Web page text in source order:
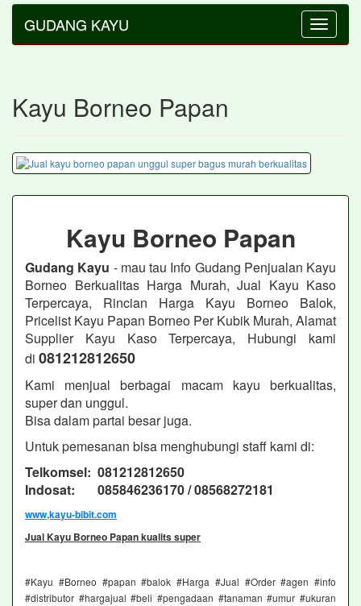
Toggle
GUDANG KAYU
Kayu Borneo Papan
Kayu Borneo Papan
Gudang Kayu - mau tau Info Gudang Penjualan Kayu
Borneo Berkualitas Harga Murah, Jual Kayu Kaso
Terpercaya, Rincian Harga Kayu Borneo Balok,
Pricelist Kayu Papan Borneo Per Kubik Murah, Alamat
Supplier Kayu Kaso Terpercaya, Hubungi kami
di 081212812650
Kami menjual berbagai macam kayu berkualitas,
super dan unggul.
Bisa dalam partai besar juga.
Untuk pemesanan bisa menghubungi staff kami di:
Telkomsel: 081212812650
Indosat: 085846236170 / 08568272181
www,kayu-bibit.com
Jual Kayu Borneo Papan kualits super
#Kayu #Borneo #papan #balok #Harga #Jual #Order #agen #info
#distributor #hargajual #beli #pengadaan #tanaman #umur #ukuran